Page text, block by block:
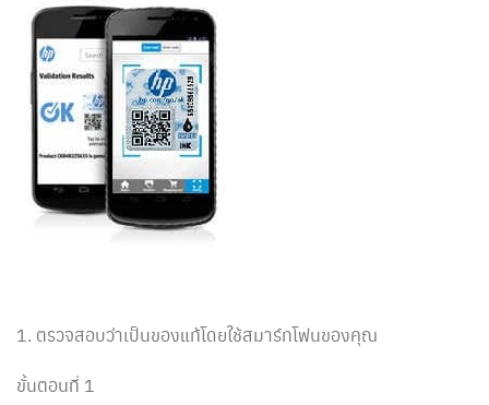
1. ตรวจสอบว่าเป็นของแท้โดยใช้สมาร์ทโฟนของคุณ
ขั้นตอนที่ 1